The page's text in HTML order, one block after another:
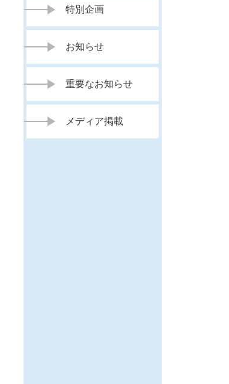
特別企画
お知らせ
重要なお知らせ
メディア掲載